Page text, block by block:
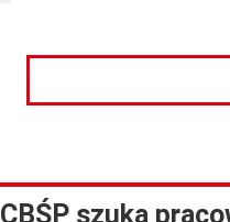
CBŚP szuka